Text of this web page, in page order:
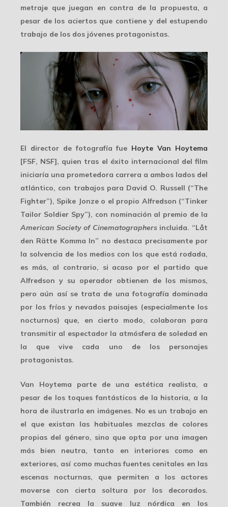
metraje que juegan en contra de la propuesta, a
pesar de los aciertos que contiene y del estupendo
trabajo de los dos jóvenes protagonistas.
El director de fotografía fue Hoyte Van Hoytema
[FSF, NSF], quien tras el éxito internacional del film
iniciaría una prometedora carrera a ambos lados del
atlántico, con trabajos para David O. Russell (“The
Fighter”), Spike Jonzeo el propio Alfredson (“Tinker
Tailor Soldier Spy”), con nominación al premio de la
American Society of Cinematographersincluida. “Låt
den Rätte Komma In” no destaca precisamente por
la solvencia de los medios con los que está rodada,
es más, al contrario, si acaso por el partido que
Alfredson y su operador obtienen de los mismos,
pero aún así se trata de una fotografía dominada
por los fríos y nevados paisajes (especialmente los
nocturnos) que, en cierto modo, colaboran para
transmitir al espectador la atmósfera de soledad en
la que vive cada uno de los personajes
protagonistas.
Van Hoytema parte de una estética realista, a
pesar de los toques fantásticos de la historia, a la
hora de ilustrarla en imágenes. No es un trabajo en
el que existan las habituales mezclas de colores
propias del género, sino que opta por una imagen
más bien neutra, tanto en interiores como en
exteriores, así como muchas fuentes cenitales en las
escenas nocturnas, que permiten a los actores
moverse con cierta soltura por los decorados.
También recrea la suave luz nórdica en los